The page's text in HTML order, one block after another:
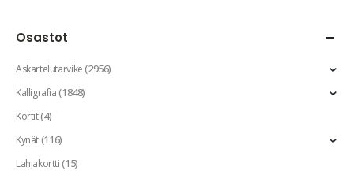
Osastot
Askartelutarvike(2956)
Kalligrafia(1848)
Kortit(4)
Kynät(116)
Lahjakortti(15)